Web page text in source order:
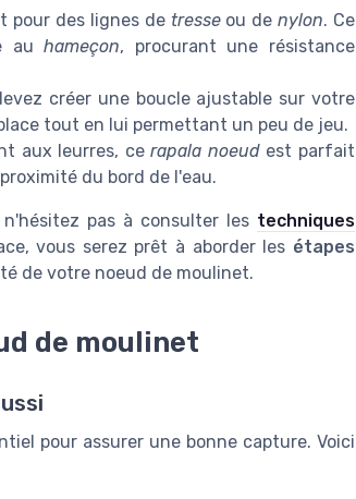
pour des lignes de tresseou denylon. Ce
auhameçon, procurant une résistance
créer une boucle ajustable sur votre
tout en lui permettant un peu de jeu.
aux leurres, cerapala noeudest parfait
du bord de l'eau.
pas à consulter les techniques
vous serez prêt à aborder les étapes
de votre noeud de moulinet.
de moulinet
pour assurer une bonne capture. Voici